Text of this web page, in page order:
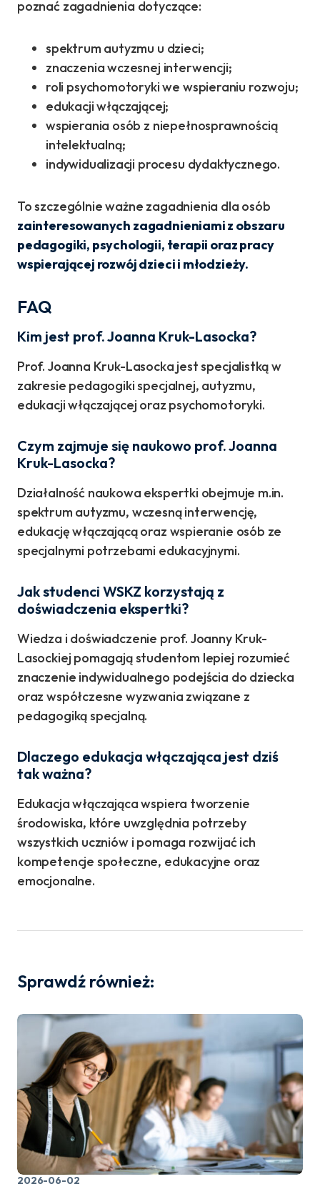
poznać zagadnienia dotyczące:
spektrum autyzmu u dzieci;
znaczenia wczesnej interwencji;
roli psychomotoryki we wspieraniu rozwoju;
edukacji włączającej;
wspierania osób z niepełnosprawnością
intelektualną;
indywidualizacji procesu dydaktycznego.
To szczególnie ważne zagadnienia dla osób
zainteresowanych zagadnieniami z obszaru
pedagogiki, psychologii, terapii oraz pracy
wspierającej rozwój dzieci i młodzieży.
FAQ
Kim jest prof. Joanna Kruk-Lasocka?
Prof. Joanna Kruk-Lasocka jest specjalistką w
zakresie pedagogiki specjalnej, autyzmu,
edukacji włączającej oraz psychomotoryki.
Czym zajmuje się naukowo prof. Joanna
Kruk-Lasocka?
Działalność naukowa ekspertki obejmuje m.in.
spektrum autyzmu, wczesną interwencję,
edukację włączającą oraz wspieranie osób ze
specjalnymi potrzebami edukacyjnymi.
Jak studenci WSKZ korzystają z
doświadczenia ekspertki?
Wiedza i doświadczenie prof. Joanny Kruk-
Lasockiej pomagają studentom lepiej rozumieć
znaczenie indywidualnego podejścia do dziecka
oraz współczesne wyzwania związane z
pedagogiką specjalną.
Dlaczego edukacja włączająca jest dziś
tak ważna?
Edukacja włączająca wspiera tworzenie
środowiska, które uwzględnia potrzeby
wszystkich uczniów i pomaga rozwijać ich
kompetencje społeczne, edukacyjne oraz
emocjonalne.
Sprawdź również:
2026-06-02